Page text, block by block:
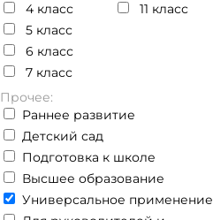
4 класс
5 класс
6 класс
7 класс
11 класс
Прочее:
Раннее развитие
Детский сад
Подготовка к школе
Высшее образование
Универсальное применение